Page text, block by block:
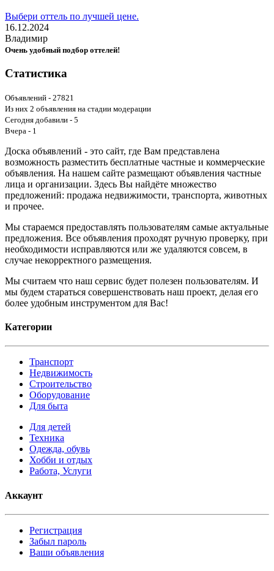
Выбери оттель по лучшей цене.
16.12.2024
Владимир
Очень удобный подбор оттелей!
Статистика
Объявлений - 27821
Из них 2 объявления на стадии модерации
Сегодня добавили - 5
Вчера - 1
Доска объявлений - это сайт, где Вам представлена
возможность разместить бесплатные частные и коммерческие
объявления. На нашем сайте размещают объявления частные
лица и организации. Здесь Вы найдёте множество
предложений: продажа недвижимости, транспорта, животных
и прочее.
Мы стараемся предоставлять пользователям самые актуальные
предложения. Все объявления проходят ручную проверку, при
необходимости исправляются или же удаляются совсем, в
случае некорректного размещения.
Мы считаем что наш сервис будет полезен пользователям. И
мы будем стараться совершенствовать наш проект, делая его
более удобным инструментом для Вас!
Категории
Транспорт
Недвижимость
Строительство
Оборудование
Для быта
Для детей
Техника
Одежда, обувь
Хобби и отдых
Работа, Услуги
Аккаунт
Регистрация
Забыл пароль
Ваши объявления